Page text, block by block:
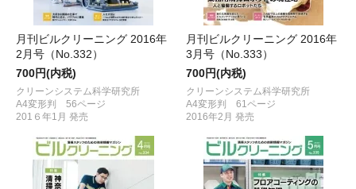
月刊ビルクリーニング 2016年
2月号（No.332）
700円(内税)
クリーンシステム科学研究所
A4変形判 56ページ
201６年1月 発売
月刊ビルクリーニング 2016年
3月号（No.333）
700円(内税)
クリーンシステム科学研究所
A4変形判 61ページ
2016年2月 発売